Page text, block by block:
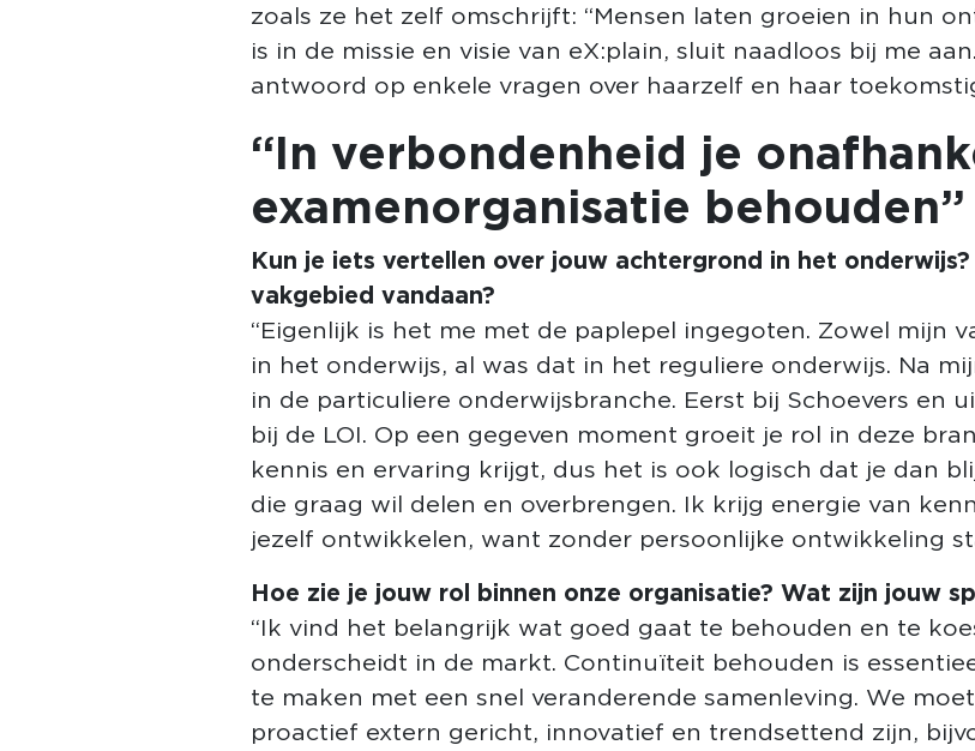
zoals ze het zelf omschrijft: “Mensen laten groeien in hun
is in de missie en visie van eX:plain, sluit naadloos bij me
antwoord op enkele vragen over haarzelf en haar
“In verbondenheid je
examenorganisatie behouden”
Kun je iets vertellen over jouw achtergrond in het
vakgebied vandaan?
“Eigenlijk is het me met de paplepel ingegoten. Zowel mijn
in het onderwijs, al was dat in het reguliere onderwijs. Na
in de particuliere onderwijsbranche. Eerst bij Schoevers en
bij de LOI. Op een gegeven moment groeit je rol in deze
kennis en ervaring krijgt, dus het is ook logisch dat je dan
die graag wil delen en overbrengen. Ik krijg energie van
jezelf ontwikkelen, want zonder persoonlijke ontwikkeling
Hoe zie je jouw rol binnen onze organisatie? Wat zijn jouw
“Ik vind het belangrijk wat goed gaat te behouden en te
onderscheidt in de markt. Continuïteit behouden is
te maken met een snel veranderende samenleving. We
proactief extern gericht, innovatief en trendsettend zijn,